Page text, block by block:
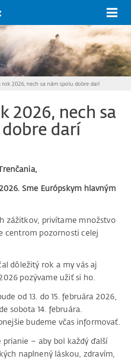
rok 2026, nech sa nám spolu dobre darí
2026, nech sa
darí
Sme Európskym hlavným
zážitkov, privítame množstvo
centrom pozornosti celej
dôležitý rok a my vás aj
pozývame užiť si ho.
od 13. do 15. februára 2026,
sobota 14. februára.
budeme včas informovať.
– aby bol každý ďalší
naplnený láskou, zdravím,